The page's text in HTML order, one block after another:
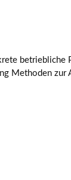
betriebliche
Methoden zur